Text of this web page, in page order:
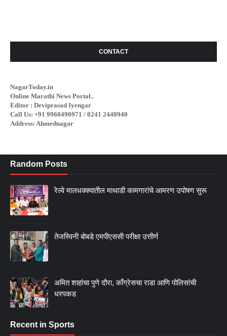
CONTACT
NagarToday.in
Online Marathi News Portal..
Editor : Deviprasad Iyengar
Call Us: +91 9960490971 / 0241 2440940
Address: Ahmednagar
Random Posts
रेल्वे मालधक्क्यातील माथाडी कामगारांचे आमरण उपोषण सुरू
तेजस्विनी बोबडे एमपीएससी परीक्षा उत्तीर्ण
अमित शाहांचा पुणे दौरा, काँग्रेसचा राडा आणि पोलिसांची
धरपकड
Recent in Sports